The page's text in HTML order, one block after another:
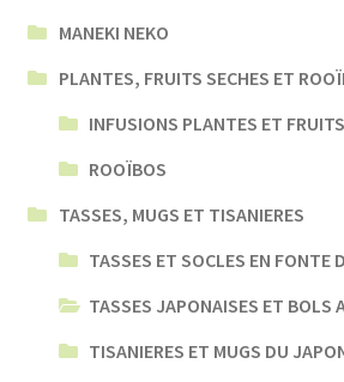
MANEKI NEKO
PLANTES, FRUITS SECHES ET
INFUSIONS PLANTES ET
ROOÏBOS
TASSES, MUGS ET TISANIERES
TASSES ET SOCLES EN FONTE
TASSES JAPONAISES ET BOLS
TISANIERES ET MUGS DU